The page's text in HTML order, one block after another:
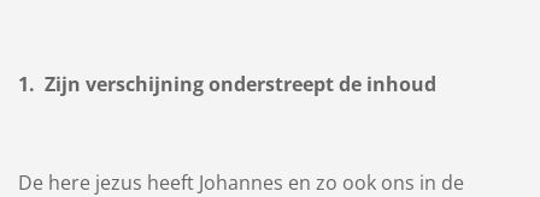
1. Zijn verschijning onderstreept de inhoud
De here jezus heeft Johannes en zo ook ons in de